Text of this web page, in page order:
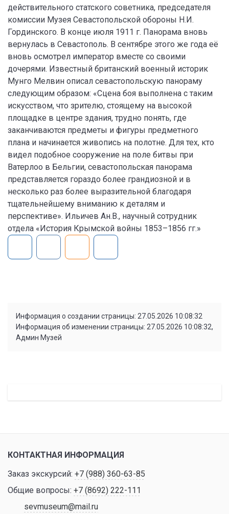
действительного статского советника, председателя
комиссии Музея Севастопольской обороны Н.И.
Гординского. В конце июля 1911 г. Панорама вновь
вернулась в Севастополь. В сентябре этого же года её
вновь осмотрел император вместе со своими
дочерями. Известный британский военный историк
Мунго Мелвин описал севастопольскую панораму
следующим образом: «Сцена боя выполнена с таким
искусством, что зрителю, стоящему на высокой
площадке в центре здания, трудно понять, где
заканчиваются предметы и фигуры предметного
плана и начинается живопись на полотне. Для тех, кто
видел подобное сооружение на поле битвы при
Ватерлоо в Бельгии, севастопольская панорама
представляется гораздо более грандиозной и в
несколько раз более выразительной благодаря
тщательнейшему вниманию к деталям и
перспективе». Ильичев Ан.В., научный сотрудник
отдела «История Крымской войны 1853–1856 гг.»
Информация о создании страницы: 27.05.2026 10:08:32
Информация об изменении страницы: 27.05.2026 10:08:32,
Админ Музей
КОНТАКТНАЯ ИНФОРМАЦИЯ
Заказ экскурсий: +7 (988) 360-63-85
Общие вопросы: +7 (8692) 222-111
sevmuseum@mail.ru